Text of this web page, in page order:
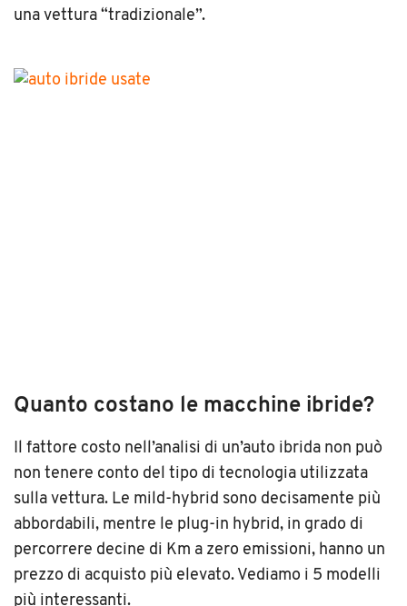
una vettura “tradizionale”.
Quanto costano le macchine ibride?
Il fattore costo nell’analisi di un’auto ibrida non può
non tenere conto del tipo di tecnologia utilizzata
sulla vettura. Le mild-hybrid sono decisamente più
abbordabili, mentre le plug-in hybrid, in grado di
percorrere decine di Km a zero emissioni, hanno un
prezzo di acquisto più elevato. Vediamo i 5 modelli
più interessanti.